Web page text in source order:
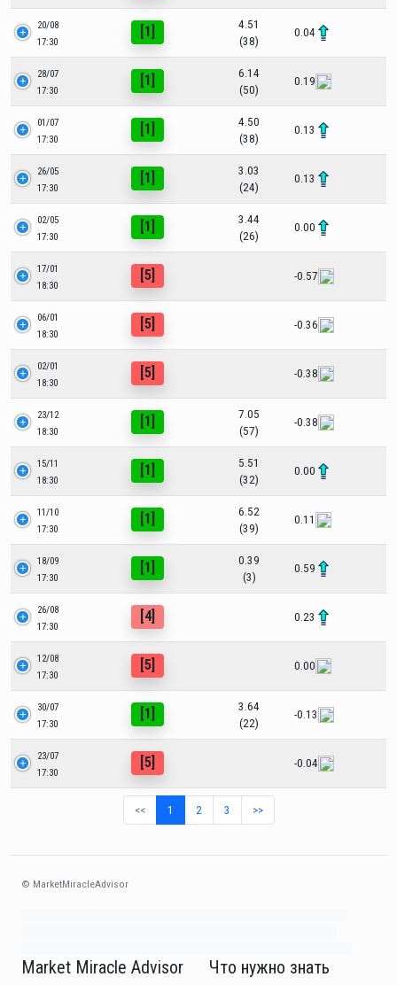
20/08
17:30
[1]
4.51
(38)
0.04
28/07
17:30
[1]
6.14
(50)
0.19
01/07
17:30
[1]
4.50
(38)
0.13
26/05
17:30
[1]
3.03
(24)
0.13
02/05
17:30
[1]
3.44
(26)
0.00
17/01
18:30
[5] -0.57
06/01
18:30
[5] -0.36
02/01
18:30
[5] -0.38
23/12
18:30
[1]
7.05
(57)
-0.38
15/11
18:30
[1]
5.51
(32)
0.00
11/10
17:30
[1]
6.52
(39)
0.11
18/09
17:30
[1]
0.39
(3)
0.59
26/08
17:30
[4] 0.23
12/08
17:30
[5] 0.00
30/07
17:30
[1]
3.64
(22)
-0.13
23/07
17:30
[5] -0.04
<< 1 2 3 >>
© MarketMiracleAdvisor
Market Miracle Advisor
Что нужно знать